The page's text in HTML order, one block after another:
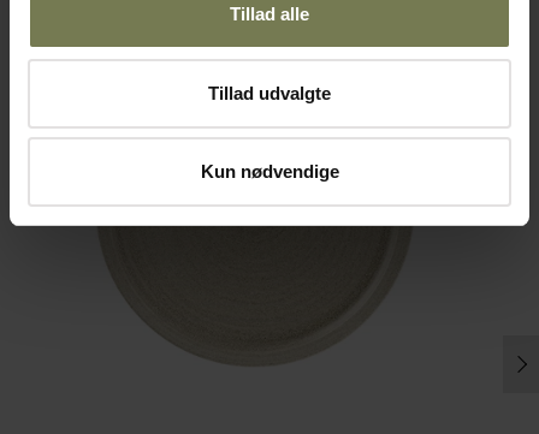
Tillad alle
Tillad udvalgte
Kun nødvendige